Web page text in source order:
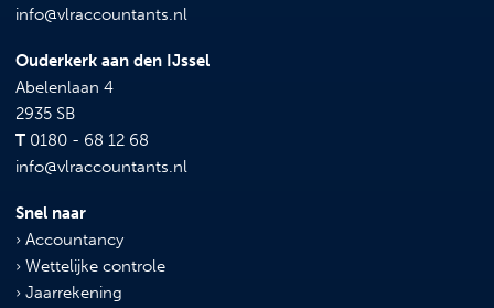
info@vlraccountants.nl
Ouderkerk aan den IJssel
Abelenlaan 4
2935 SB
T0180 - 68 12 68
info@vlraccountants.nl
Snel naar
Accountancy
Wettelijke controle
Jaarrekening